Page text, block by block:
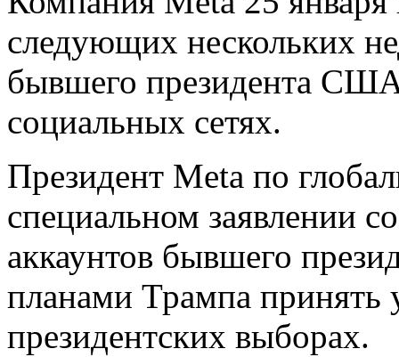
следующих нескольких
бывшего президента
социальных сетях.
Президент Meta по
специальном заявлении
аккаунтов бывшего
планами Трампа принять
президентских выборах.